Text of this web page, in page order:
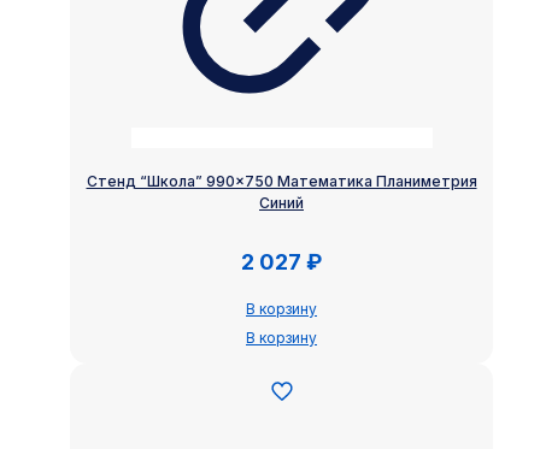
Стенд “Школа” 990×750 Математика Планиметрия
Синий
2 027 ₽
В корзину
В корзину